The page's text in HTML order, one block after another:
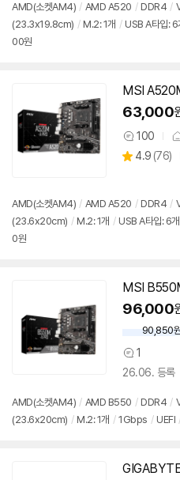
견
리
뷰
AMD(소켓AM4) / AMD A520 / DDR4 /
(23.3x19.8cm) / M.2: 1개 / USB A타입: 6
00원
MSI
63,000
상
품
100
별
4.9 (상
뷰
76)
AMD(소켓AM4) / AMD A520 / DDR4 /
(23.6x20cm) / M.2: 1개 / USB A타입: 6개
0원
MSI
96,000
90,850원
상
품
견
1
26.06. 등록
AMD(소켓AM4) / AMD B550 / DDR4 /
(23.6x20cm) / M.2: 1개 / 1Gbps / UEFI